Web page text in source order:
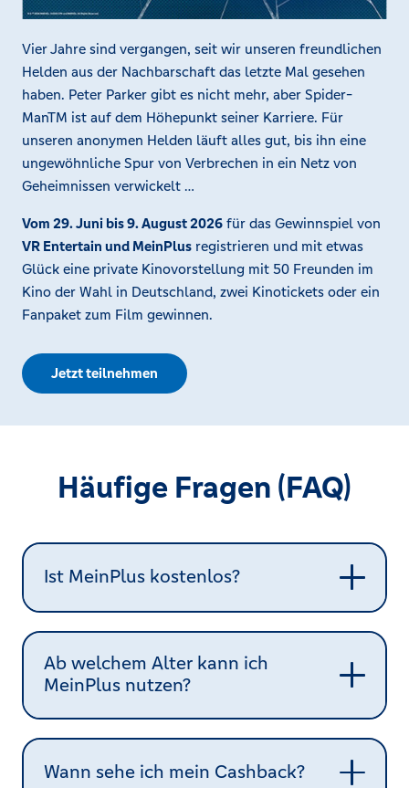
Vier Jahre sind vergangen, seit wir unseren freundlichen
Helden aus der Nachbarschaft das letzte Mal gesehen
haben. Peter Parker gibt es nicht mehr, aber Spider-
ManTM ist auf dem Höhepunkt seiner Karriere. Für
unseren anonymen Helden läuft alles gut, bis ihn eine
ungewöhnliche Spur von Verbrechen in ein Netz von
Geheimnissen verwickelt …
Vom 29. Juni bis 9. August 2026 für das Gewinnspiel von
VR Entertain und MeinPlus registrieren und mit etwas
Glück eine private Kinovorstellung mit 50 Freunden im
Kino der Wahl in Deutschland, zwei Kinotickets oder ein
Fanpaket zum Film gewinnen.
Jetzt teilnehmen
Häufige Fragen (FAQ)
Ist MeinPlus kostenlos?
Ab welchem Alter kann ich
MeinPlus nutzen?
Wann sehe ich mein Cashback?